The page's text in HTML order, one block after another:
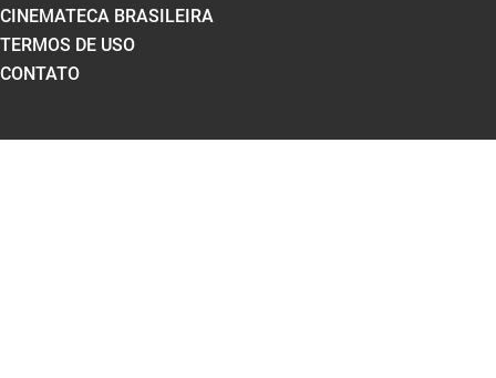
CINEMATECA BRASILEIRA
TERMOS DE USO
CONTATO